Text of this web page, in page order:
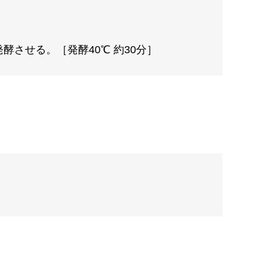
させる。［発酵40℃ 約30分］